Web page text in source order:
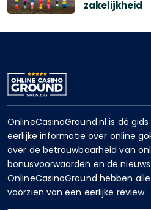
zakelijkheid
OnlineCasinoGround.nl is dé
eerlijke informatie over online
over de betrouwbaarheid van
bonusvoorwaarden en de
OnlineCasinoGround hebben
voorzien van een eerlijke review.